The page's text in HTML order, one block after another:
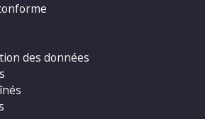
des données